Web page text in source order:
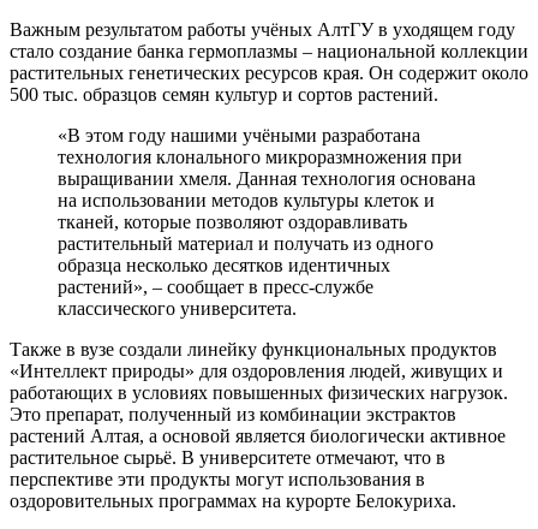
Важным результатом работы учёных АлтГУ в уходящем году
стало создание банка гермоплазмы – национальной коллекции
растительных генетических ресурсов края. Он содержит около
500 тыс. образцов семян культур и сортов растений.
«В этом году нашими учёными разработана
технология клонального микроразмножения при
выращивании хмеля. Данная технология основана
на использовании методов культуры клеток и
тканей, которые позволяют оздоравливать
растительный материал и получать из одного
образца несколько десятков идентичных
растений», – сообщает в пресс-службе
классического университета.
Также в вузе создали линейку функциональных продуктов
«Интеллект природы» для оздоровления людей, живущих и
работающих в условиях повышенных физических нагрузок.
Это препарат, полученный из комбинации экстрактов
растений Алтая, а основой является биологически активное
растительное сырьё. В университете отмечают, что в
перспективе эти продукты могут использования в
оздоровительных программах на курорте Белокуриха.